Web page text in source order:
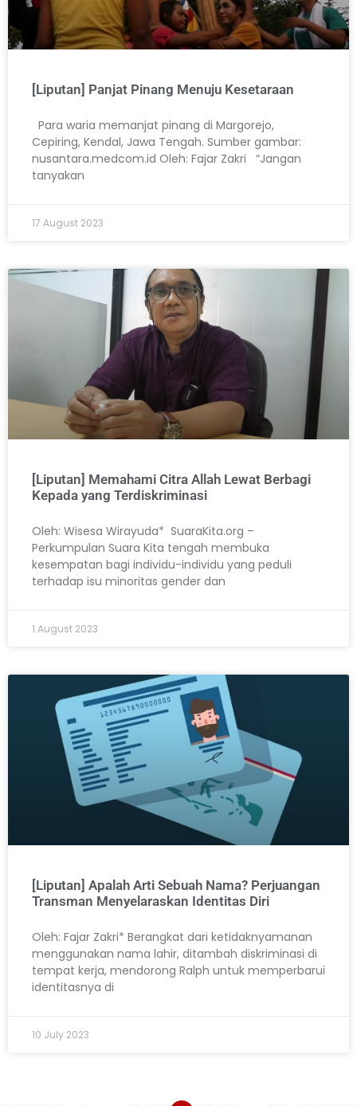
[Liputan] Panjat Pinang Menuju Kesetaraan
Para waria memanjat pinang di Margorejo,
Cepiring, Kendal, Jawa Tengah. Sumber gambar:
nusantara.medcom.id Oleh: Fajar Zakri “Jangan
tanyakan
17 August 2023
[Liputan] Memahami Citra Allah Lewat Berbagi
Kepada yang Terdiskriminasi
Oleh: Wisesa Wirayuda* SuaraKita.org –
Perkumpulan Suara Kita tengah membuka
kesempatan bagi individu-individu yang peduli
terhadap isu minoritas gender dan
1 August 2023
[Liputan] Apalah Arti Sebuah Nama? Perjuangan
Transman Menyelaraskan Identitas Diri
Oleh: Fajar Zakri* Berangkat dari ketidaknyamanan
menggunakan nama lahir, ditambah diskriminasi di
tempat kerja, mendorong Ralph untuk memperbarui
identitasnya di
10 July 2023